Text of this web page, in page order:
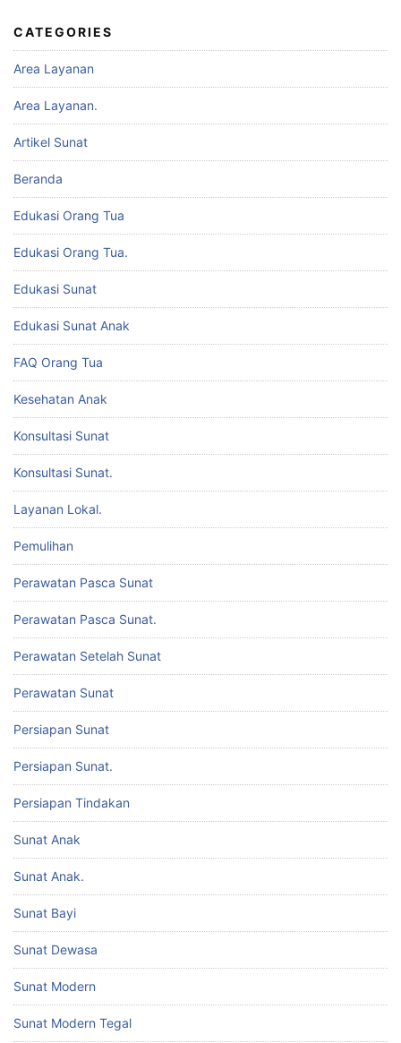
CATEGORIES
Area Layanan
Area Layanan.
Artikel Sunat
Beranda
Edukasi Orang Tua
Edukasi Orang Tua.
Edukasi Sunat
Edukasi Sunat Anak
FAQ Orang Tua
Kesehatan Anak
Konsultasi Sunat
Konsultasi Sunat.
Layanan Lokal.
Pemulihan
Perawatan Pasca Sunat
Perawatan Pasca Sunat.
Perawatan Setelah Sunat
Perawatan Sunat
Persiapan Sunat
Persiapan Sunat.
Persiapan Tindakan
Sunat Anak
Sunat Anak.
Sunat Bayi
Sunat Dewasa
Sunat Modern
Sunat Modern Tegal